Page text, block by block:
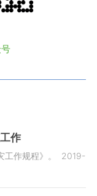
作
作规程》。
2019-